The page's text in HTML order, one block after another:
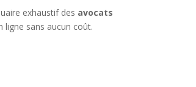
exhaustif des avocats
ligne sans aucun coût.